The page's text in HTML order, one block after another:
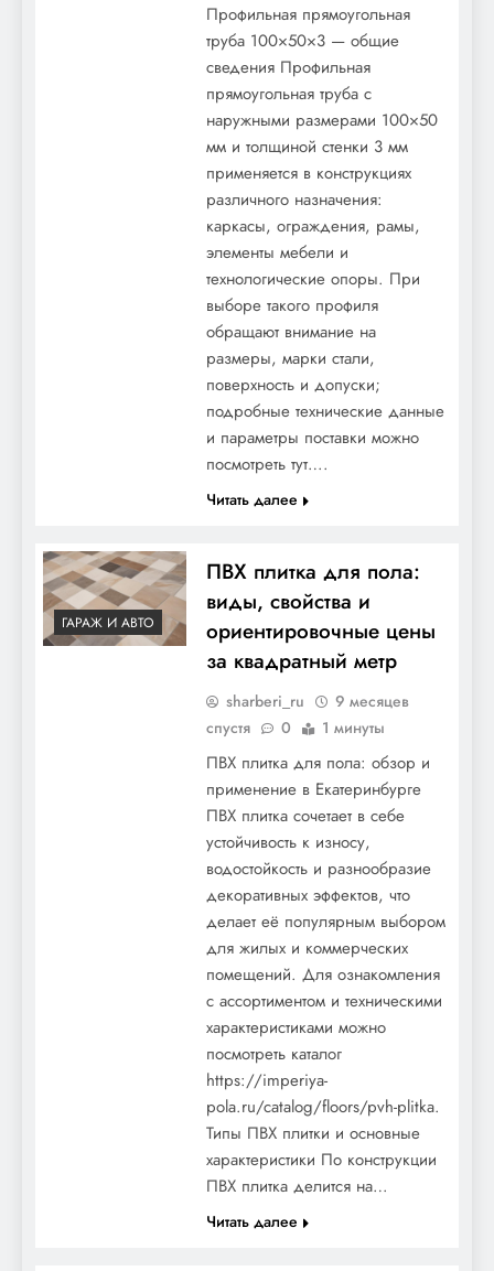
Профильная прямоугольная
труба 100×50×3 — общие
сведения Профильная
прямоугольная труба с
наружными размерами 100×50
мм и толщиной стенки 3 мм
применяется в конструкциях
различного назначения:
каркасы, ограждения, рамы,
элементы мебели и
технологические опоры. При
выборе такого профиля
обращают внимание на
размеры, марки стали,
поверхность и допуски;
подробные технические данные
и параметры поставки можно
посмотреть тут….
Читать далее
ГАРАЖ И АВТО
ПВХ плитка для пола:
виды, свойства и
ориентировочные цены
за квадратный метр
sharberi_ru
9 месяцев
спустя
0 1 минуты
ПВХ плитка для пола: обзор и
применение в Екатеринбурге
ПВХ плитка сочетает в себе
устойчивость к износу,
водостойкость и разнообразие
декоративных эффектов, что
делает её популярным выбором
для жилых и коммерческих
помещений. Для ознакомления
с ассортиментом и техническими
характеристиками можно
посмотреть каталог
https://imperiya-
pola.ru/catalog/floors/pvh-plitka.
Типы ПВХ плитки и основные
характеристики По конструкции
ПВХ плитка делится на…
Читать далее